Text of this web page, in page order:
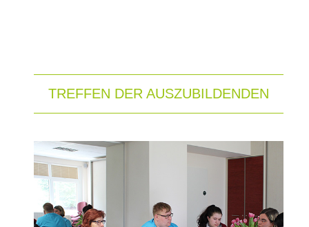
TREFFEN DER AUSZUBILDENDEN